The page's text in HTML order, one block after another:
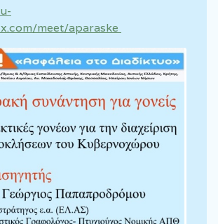
meet/aparaske